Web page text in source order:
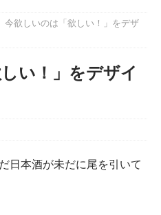
今欲しいのは「欲しい！」をデザ
い！」をデザイ
日本酒が未だに尾を引いて